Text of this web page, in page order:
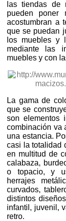
las tiendas de
pueden poner
acostumbran a
que se puedan
los muebles y
mediante las
muebles y con
La gama de
que se
son elementos
combinación va
una estancia.
casi la totalidad
en multitud de
calabaza,
o topacio, y
herrajes
curvados,
distintos
infantil, juvenil,
retro.